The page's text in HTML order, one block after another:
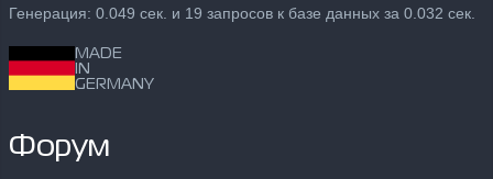
Генерация: 0.049 сек. и 19 запросов к базе данных за 0.032 сек.
MADE
IN
GERMANY
Форум